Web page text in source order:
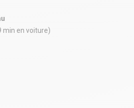
min en voiture)